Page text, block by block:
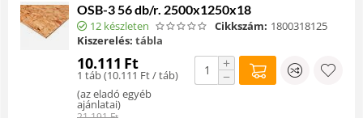
OSB-3 56 db/r. 2500x1250x18
12 készleten Cikkszám: 1800318125
Kiszerelés: tábla
10.111 Ft
1 táb (10.111 Ft/ táb)
(az eladó egyéb
ajánlatai)
+
−